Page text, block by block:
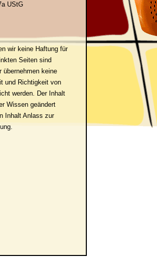
UStG
wir keine Haftung für
Seiten sind
übernehmen keine
und Richtigkeit von
werden. Der Inhalt
Wissen geändert
Inhalt Anlass zur